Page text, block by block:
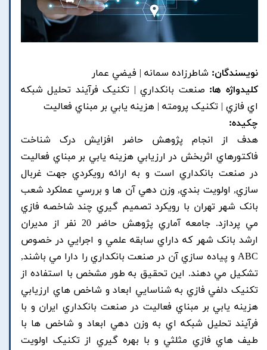
نویسندگان: شاطرزاده سمانه | فيضي عمار
کلیدواژه ها: صنعت بانکداري | تکنيک فرآيند تحليل شبکه
اي فازي | تکنيک پرومته | هزينه يابي بر مبناي فعاليت
چکیده:
هدف از انجام پژوهش حاضر افزايش درک شناخت
فاکتورهاي اثربخش در ارزيابي هزينه يابي بر مبناي فعاليت
در صنعت بانکداري است و به ارائه رويکردي جهت غربال
سازي, اولويت بندي, وزن دهي آن ها و بررسي عملکرد شعب
بانک شهر تهران با رويکرد تصميم گيري چند شاخصه فازي
مي پردازد. جامعه آماري پژوهش حاضر 20 نفر از مديران
ارشد بانک شهر که داراي سابقه علمي و اجرايي در خصوص
ABC و پياده سازي آن در صنعت بانکداري را دارا مي باشند,
تشکيل مي دهند. اين تحقيق به طور مشخص با استفاده از
تکنيک دلفي فازي به شناسايي ابعاد و شاخص هاي ارزيابي
هزينه يابي بر مبناي فعاليت در صنعت بانکداري ايران و با
فرآيند تحليل شبکه اي به وزن دهي ابعاد و شاخص ها با
طيف هاي فازي مثلثي و با بهره گيري از تکنيک اولويت